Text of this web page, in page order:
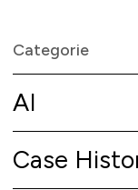
Categorie
AI
Case